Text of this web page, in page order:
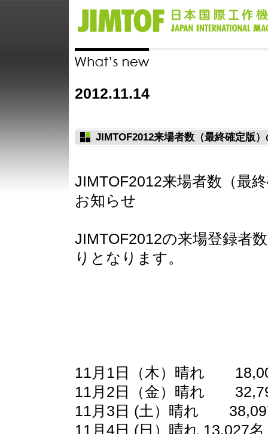
2012.11.14
JIMTOF2012来場者数（最終確定版
JIMTOF2012来場者数（最
お知らせ
JIMTOF2012の来場登録者
りとなります。
11月1日（木）晴れ
11月2日（金）晴れ
11月3日 (土）晴れ
11月4日 (日）晴れ 13,027